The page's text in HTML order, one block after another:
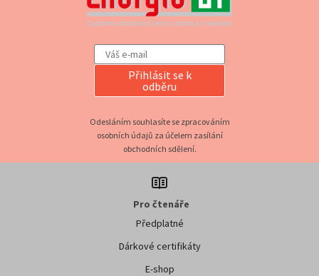
Přihlásit se k
odběru
Odesláním souhlasíte se zpracováním
osobních údajů za účelem zasílání
obchodních sdělení.
Pro čtenáře
Předplatné
Dárkové certifikáty
E-shop